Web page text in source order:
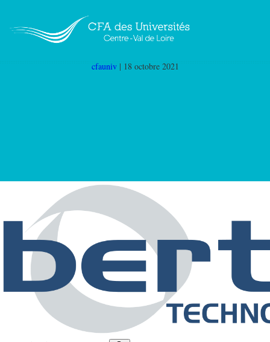
TECHNOLOGIES
cfauniv | 18 octobre 2021